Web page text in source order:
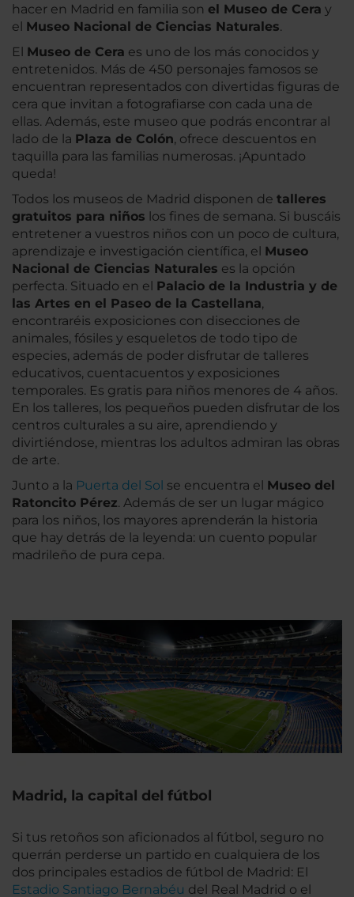
hacer en Madrid en familia son el Museo de Cera y
el Museo Nacional de Ciencias Naturales.
El Museo de Cera es uno de los más conocidos y
entretenidos. Más de 450 personajes famosos se
encuentran representados con divertidas figuras de
cera que invitan a fotografiarse con cada una de
ellas. Además, este museo que podrás encontrar al
lado de la Plaza de Colón, ofrece descuentos en
taquilla para las familias numerosas. ¡Apuntado
queda!
Todos los museos de Madrid disponen de talleres
gratuitos para niños los fines de semana. Si buscáis
entretener a vuestros niños con un poco de cultura,
aprendizaje e investigación científica, el Museo
Nacional de Ciencias Naturales es la opción
perfecta. Situado en el Palacio de la Industria y de
las Artes en el Paseo de la Castellana,
encontraréis exposiciones con disecciones de
animales, fósiles y esqueletos de todo tipo de
especies, además de poder disfrutar de talleres
educativos, cuentacuentos y exposiciones
temporales. Es gratis para niños menores de 4 años.
En los talleres, los pequeños pueden disfrutar de los
centros culturales a su aire, aprendiendo y
divirtiéndose, mientras los adultos admiran las obras
de arte.
Junto a la Puerta del Sol se encuentra el Museo del
Ratoncito Pérez. Además de ser un lugar mágico
para los niños, los mayores aprenderán la historia
que hay detrás de la leyenda: un cuento popular
madrileño de pura cepa.
Madrid, la capital del fútbol
Si tus retoños son aficionados al fútbol, seguro no
querrán perderse un partido en cualquiera de los
dos principales estadios de fútbol de Madrid: El
Estadio Santiago Bernabéu del Real Madrid o el